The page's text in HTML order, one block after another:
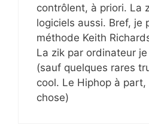
contrôlent, à priori. La
logiciels aussi. Bref, je
méthode Keith
La zik par ordinateur je
(sauf quelques rares
cool. Le Hiphop à part,
chose)